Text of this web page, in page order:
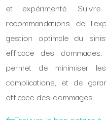
et expérimenté.
recommandations de
gestion optimale du
efficace des
permet de minimiser
complications, et de
efficace des dommages.